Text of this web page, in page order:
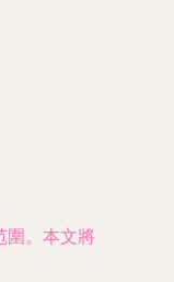
圍。本文將